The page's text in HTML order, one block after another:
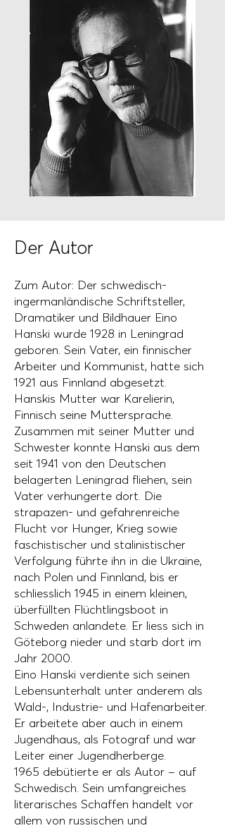
Der Autor
Zum Autor: Der schwedisch-
ingermanländische Schriftsteller,
Dramatiker und Bildhauer Eino
Hanski wurde 1928 in Leningrad
geboren. Sein Vater, ein finnischer
Arbeiter und Kommunist, hatte sich
1921 aus Finnland abgesetzt.
Hanskis Mutter war Karelierin,
Finnisch seine Muttersprache.
Zusammen mit seiner Mutter und
Schwester konnte Hanski aus dem
seit 1941 von den Deutschen
belagerten Leningrad fliehen, sein
Vater verhungerte dort. Die
strapazen- und gefahrenreiche
Flucht vor Hunger, Krieg sowie
faschistischer und stalinistischer
Verfolgung führte ihn in die Ukraine,
nach Polen und Finnland, bis er
schliesslich 1945 in einem kleinen,
überfüllten Flüchtlingsboot in
Schweden anlandete. Er liess sich in
Göteborg nieder und starb dort im
Jahr 2000.
Eino Hanski verdiente sich seinen
Lebensunterhalt unter anderem als
Wald-, Industrie- und Hafenarbeiter.
Er arbeitete aber auch in einem
Jugendhaus, als Fotograf und war
Leiter einer Jugendherberge.
1965 debütierte er als Autor – auf
Schwedisch. Sein umfangreiches
literarisches Schaffen handelt vor
allem von russischen und